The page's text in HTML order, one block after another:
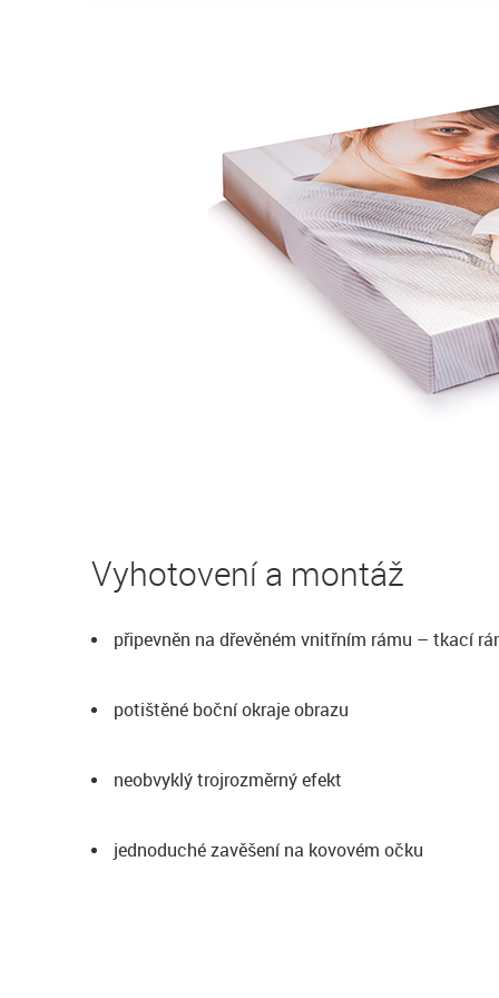
Vyhotovení a montáž
připevněn na dřevěném vnitřním rámu – tkací
potištěné boční okraje obrazu
neobvyklý trojrozměrný efekt
jednoduché zavěšení na kovovém očku